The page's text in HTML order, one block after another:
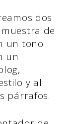
dos
de
un tono
un
y al
párrafos.